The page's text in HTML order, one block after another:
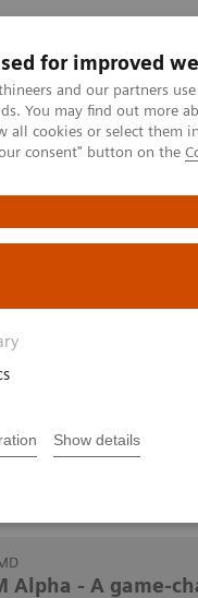
for improved
and our partners
You may find out more
all cookies or select them
consent" button on the
Show details
Öne
Türkiye
Tıbbi
PCCT scientific evidence
- A game-changer in
Alpha - A
in
presentation of the
Alpha - A game-